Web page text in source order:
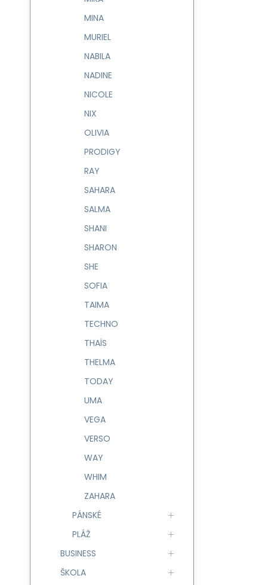
MINA
MURIEL
NABILA
NADINE
NICOLE
NIX
OLIVIA
PRODIGY
RAY
SAHARA
SALMA
SHANI
SHARON
SHE
SOFIA
TAIMA
TECHNO
THAÏS
THELMA
TODAY
UMA
VEGA
VERSO
WAY
WHIM
ZAHARA
PÁNSKÉ
PLÁŽ
BUSINESS
ŠKOLA